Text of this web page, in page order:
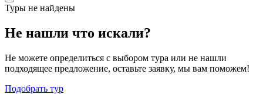
Туры не найдены
Не нашли что искали?
Не можете определиться с выбором тура или не нашли
подходящее предложение, оставьте заявку, мы вам поможем!
Подобрать тур